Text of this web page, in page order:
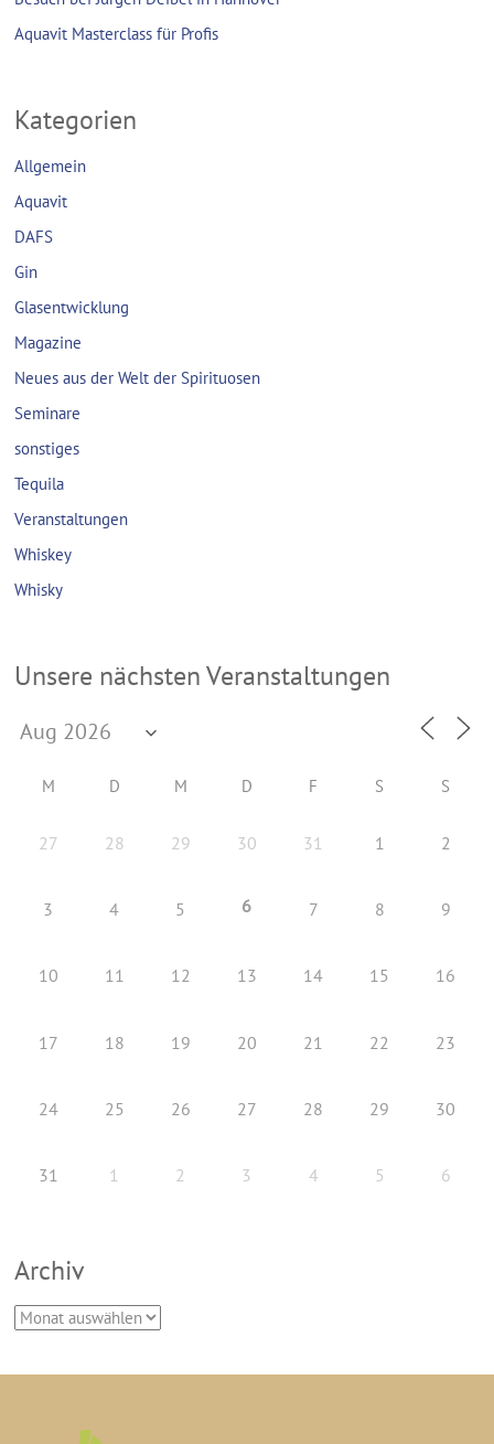
Aquavit Masterclass für Profis
Kategorien
Allgemein
Aquavit
DAFS
Gin
Glasentwicklung
Magazine
Neues aus der Welt der Spirituosen
Seminare
sonstiges
Tequila
Veranstaltungen
Whiskey
Whisky
Unsere nächsten Veranstaltungen
M D M D F S S
27 28 29 30 31 1 2
3 4 5 6 7 8 9
10 11 12 13 14 15 16
17 18 19 20 21 22 23
24 25 26 27 28 29 30
31 1 2 3 4 5 6
Archiv